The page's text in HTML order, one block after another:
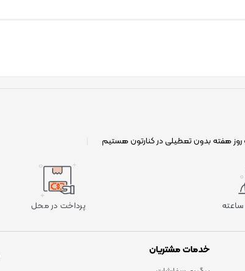
هفته بدون تعطیلی در کنارتون هستیم
پرداخت در محل
خدمات مشتریان